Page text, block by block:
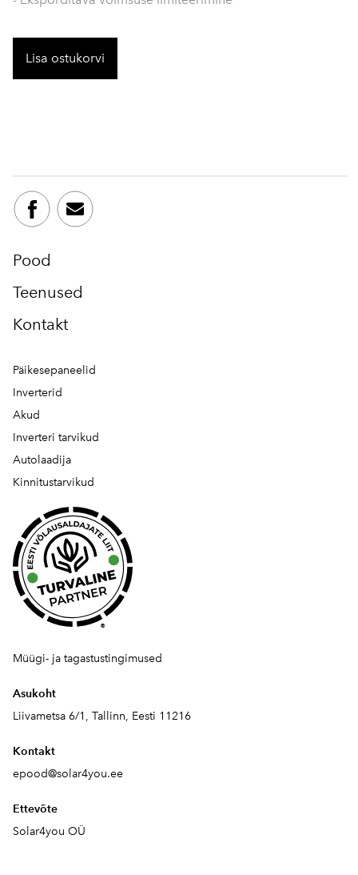
Lisa ostukorvi
Pood
Teenused
Kontakt
Päikesepaneelid
Inverterid
Akud
Inverteri tarvikud
Autolaadija
Kinnitustarvikud
®
Müügi- ja tagastustingimused
Asukoht
Liivametsa 6/1, Tallinn, Eesti 11216
Kontakt
epood@solar4you.ee
Ettevõte
Solar4you OÜ